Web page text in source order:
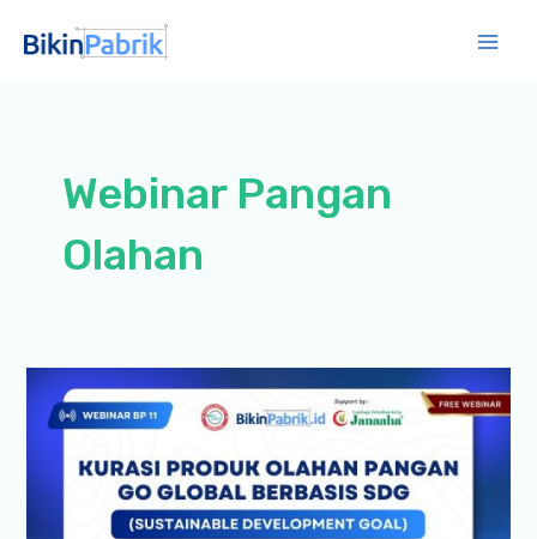
Webinar Pangan
Olahan